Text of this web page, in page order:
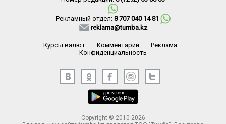
Рекламный отдел: 8 707 040 14 81
reklama@tumba.kz
Курсы валют · Комментарии · Реклама
·
Конфиденциальность
Copyright © 2010-2026